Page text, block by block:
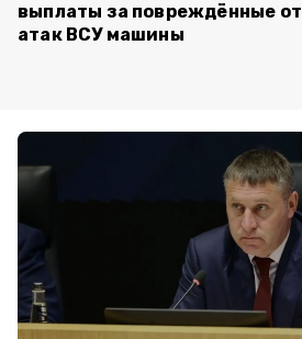
выплаты за повреждённые от
атак ВСУ машины